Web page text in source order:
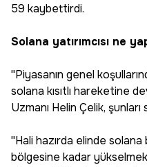
59 kaybettirdi.
Solana yatırımcısı ne
''Piyasanın genel
solana kısıtlı hareketine
Uzmanı Helin Çelik, şunları
''Hali hazırda elinde solana
bölgesine kadar